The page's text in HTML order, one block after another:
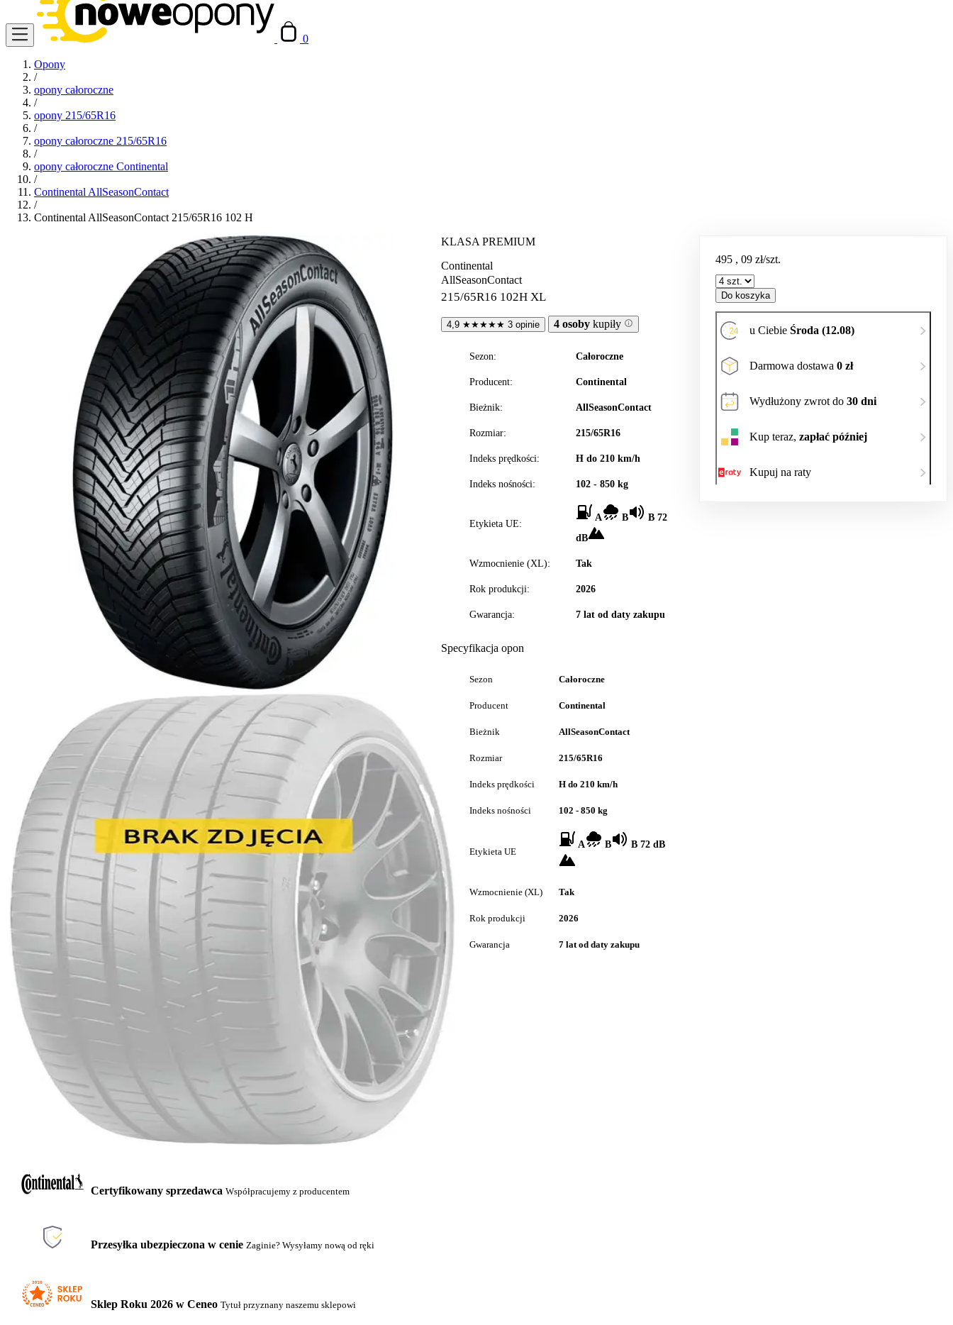
0
Opony
/
opony całoroczne
/
opony 215/65R16
/
opony całoroczne 215/65R16
/
opony całoroczne Continental
/
Continental AllSeasonContact
/
Continental AllSeasonContact 215/65R16 102 H
KLASA PREMIUM
Continental
AllSeasonContact
215/65R16 102H XL
4,9 ★★★★★ 3 opinie 4 osoby kupiły
Sezon: Całoroczne
Producent: Continental
Bieżnik: AllSeasonContact
Rozmiar: 215/65R16
Indeks prędkości: H do 210 km/h
Indeks nośności: 102 - 850 kg
Etykieta UE:
A B
B 72
dB
Wzmocnienie (XL): Tak
Rok produkcji: 2026
Gwarancja: 7 lat od daty zakupu
Specyfikacja opon
Sezon Całoroczne
Producent Continental
Bieżnik AllSeasonContact
Rozmiar 215/65R16
Indeks prędkości H do 210 km/h
Indeks nośności 102 - 850 kg
Etykieta UE
A B B 72 dB
Wzmocnienie (XL) Tak
Rok produkcji 2026
Gwarancja 7 lat od daty zakupu
495 , 09 zł/szt.
Do koszyka
u Ciebie Środa (12.08)
Darmowa dostawa 0 zł
Wydłużony zwrot do 30 dni
Kup teraz, zapłać później
Kupuj na raty
Certyfikowany sprzedawca Współpracujemy z producentem
Przesyłka ubezpieczona w cenie Zaginie? Wysyłamy nową od ręki
Sklep Roku 2026 w Ceneo Tytuł przyznany naszemu sklepowi